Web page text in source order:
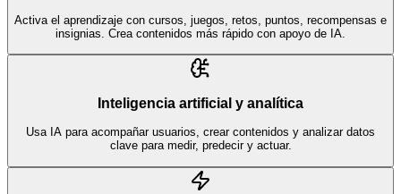
Activa el aprendizaje con cursos, juegos, retos, puntos, recompensas e
insignias. Crea contenidos más rápido con apoyo de IA.
Inteligencia artificial y analítica
Usa IA para acompañar usuarios, crear contenidos y analizar datos
clave para medir, predecir y actuar.